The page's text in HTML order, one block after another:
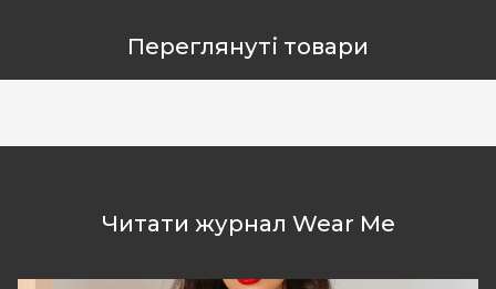
Переглянуті товари
Читати журнал Wear Me